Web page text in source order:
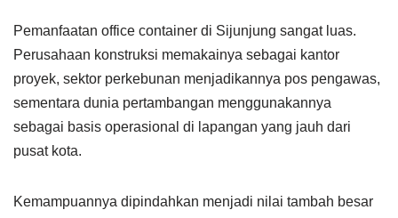
Pemanfaatan office container di Sijunjung sangat luas.
Perusahaan konstruksi memakainya sebagai kantor
proyek, sektor perkebunan menjadikannya pos pengawas,
sementara dunia pertambangan menggunakannya
sebagai basis operasional di lapangan yang jauh dari
pusat kota.
Kemampuannya dipindahkan menjadi nilai tambah besar